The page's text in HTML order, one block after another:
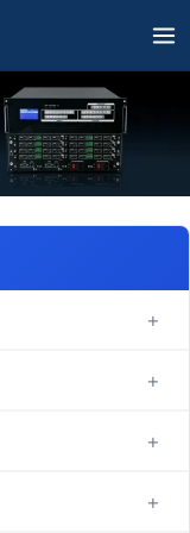
+
+
+
+